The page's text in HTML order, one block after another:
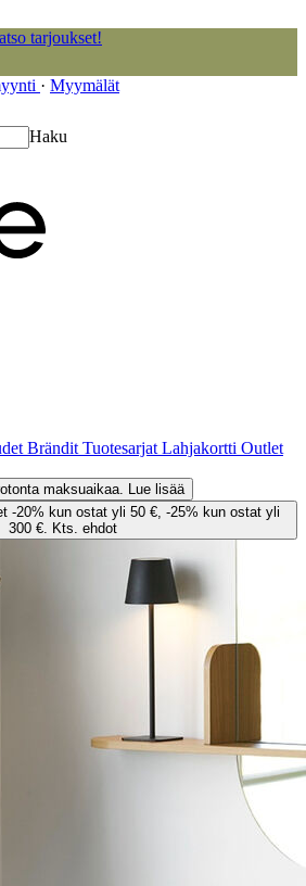
tarjoukset!
· Myymälät
Haku
Brändit Tuotesarjat Lahjakortti Outlet
maksuaikaa. Lue lisää
-20% kun ostat yli 50 €, -25% kun ostat yli
300 €. Kts. ehdot